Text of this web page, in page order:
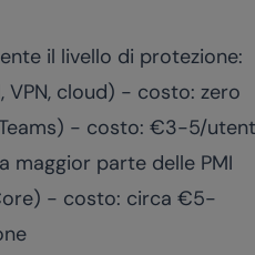
il livello di protezione:
VPN, cloud) - costo: zero
Teams) - costo: €3-5/
parte delle PMI
- costo: circa €5-